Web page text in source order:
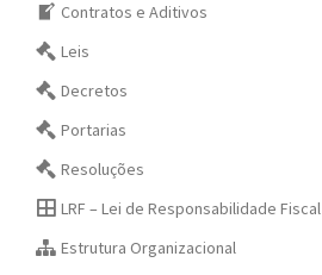
Contratos e Aditivos
Leis
Decretos
Portarias
Resoluções
LRF – Lei de Responsabilidade Fiscal
Estrutura Organizacional